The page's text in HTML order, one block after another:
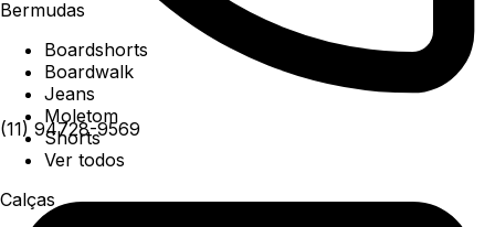
(11) 94728-9569
Bermudas
Boardshorts
Boardwalk
Jeans
Moletom
Shorts
Ver todos
Calças